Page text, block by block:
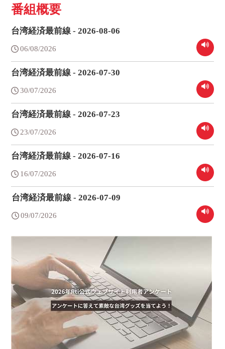
番組概要
台湾経済最前線 - 2026-08-06
06/08/2026
台湾経済最前線 - 2026-07-30
30/07/2026
台湾経済最前線 - 2026-07-23
23/07/2026
台湾経済最前線 - 2026-07-16
16/07/2026
台湾経済最前線 - 2026-07-09
09/07/2026